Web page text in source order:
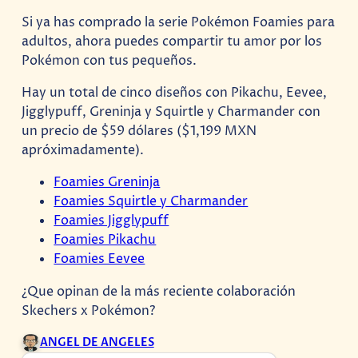
Si ya has comprado la serie Pokémon Foamies para
adultos, ahora puedes compartir tu amor por los
Pokémon con tus pequeños.
Hay un total de cinco diseños con Pikachu, Eevee,
Jigglypuff, Greninja y Squirtle y Charmander con
un precio de $59 dólares ($1,199 MXN
apróximadamente).
Foamies Greninja
Foamies Squirtle y Charmander
Foamies Jigglypuff
Foamies Pikachu
Foamies Eevee
¿Que opinan de la más reciente colaboración
Skechers x Pokémon?
ANGEL DE ANGELES